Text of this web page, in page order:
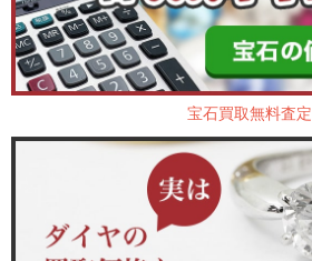
宝石買取無料査定